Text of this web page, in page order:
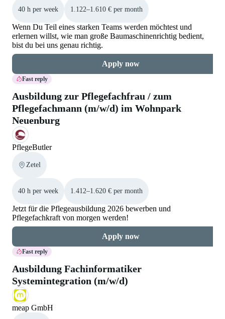
40 h per week 1.122–1.610 € per month
Wenn Du Teil eines starken Teams werden möchtest und
erlernen willst, wie man große Baumaschinenrichtig bedient,
bist du bei uns genau richtig.
Apply now
Fast reply
Ausbildung zur Pflegefachfrau / zum
Pflegefachmann (m/w/d) im Wohnpark
Neuenburg
PflegeButler
Zetel
40 h per week 1.412–1.620 € per month
Jetzt für die Pflegeausbildung 2026 bewerben und
Pflegefachkraft von morgen werden!
Apply now
Fast reply
Ausbildung Fachinformatiker
Systemintegration (m/w/d)
meap GmbH